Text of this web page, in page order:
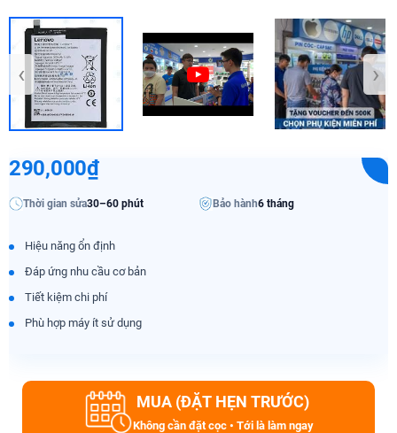
‹ ›
290,000₫
Thời gian sửa30–60 phút Bảo hành6 tháng
Hiệu năng ổn định
Đáp ứng nhu cầu cơ bản
Tiết kiệm chi phí
Phù hợp máy ít sử dụng
MUA (ĐẶT HẸN TRƯỚC)
Không cần đặt cọc • Tới là làm ngay